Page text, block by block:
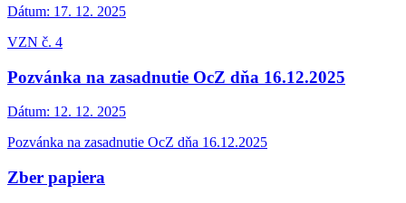
Dátum: 17. 12. 2025
VZN č. 4
Pozvánka na zasadnutie OcZ dňa 16.12.2025
Dátum: 12. 12. 2025
Pozvánka na zasadnutie OcZ dňa 16.12.2025
Zber papiera